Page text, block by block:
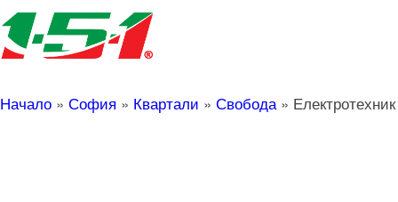
Начало » София » Квартали » Свобода»